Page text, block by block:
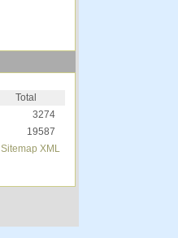
Total
3274
19587
Sitemap XML